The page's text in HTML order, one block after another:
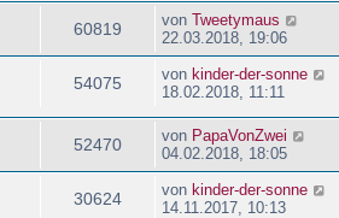
60819 von Tweetymaus
22.03.2018, 19:06
54075 von kinder-der-sonne
18.02.2018, 11:11
52470 von PapaVonZwei
04.02.2018, 18:05
30624 von kinder-der-sonne
14.11.2017, 10:13